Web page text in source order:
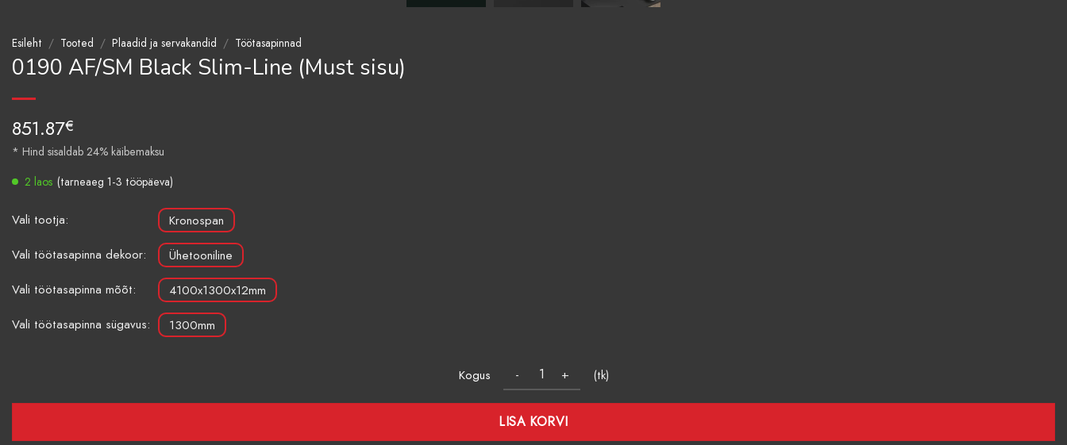
Esileht / Tooted / Plaadid ja servakandid / Töötasapinnad
0190 AF/SM Black Slim-Line (Must sisu)
851.87€
* Hind sisaldab 24% käibemaksu
2 laos (tarneaeg 1-3 tööpäeva)
Vali tootja:
Kronospan
Vali töötasapinna dekoor:
Ühetooniline
Vali töötasapinna mõõt:
4100x1300x12mm
Vali töötasapinna sügavus:
1300mm
Kogus (tk)
LISA KORVI